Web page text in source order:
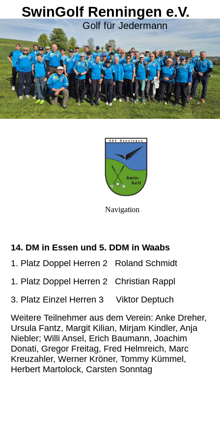
SwinGolf Renningen e.V.
Golf für Jedermann
Navigation
14. DM in Essen und 5. DDM in Waabs
1. Platz Doppel Herren 2 Roland Schmidt
1. Platz Doppel Herren 2 Christian Rappl
3. Platz Einzel Herren 3 Viktor Deptuch
Weitere Teilnehmer aus dem Verein: Anke Dreher,
Ursula Fantz, Margit Kilian, Mirjam Kindler, Anja
Niebler; Willi Ansel, Erich Baumann, Joachim
Donati, Gregor Freitag, Fred Helmreich, Marc
Kreuzahler, Werner Kröner, Tommy Kümmel,
Herbert Martolock, Carsten Sonntag